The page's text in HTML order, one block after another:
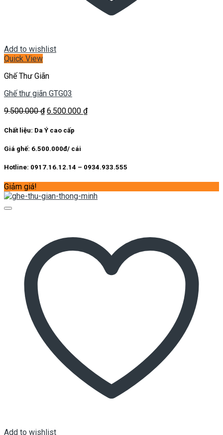
Add to wishlist
Quick View
Ghế Thư Giãn
Ghế thư giãn GTG03
9.500.000₫ Giá
là:
6.500.000 ₫Giá
Chất liệu: Da Ý cao cấp
Giá ghế: 6.500.000đ/ cái
Hotline: 0917.16.12.14 – 0934.933.555
Giảm giá!
Add to wishlist